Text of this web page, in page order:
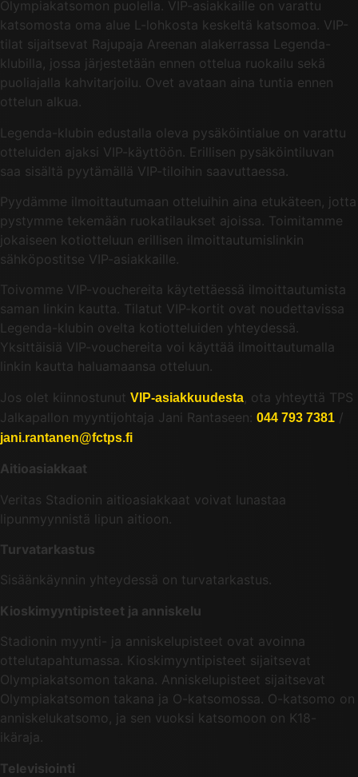
Olympiakatsomon puolella. VIP-asiakkaille on varattu
katsomosta oma alue L-lohkosta keskeltä katsomoa. VIP-
tilat sijaitsevat Rajupaja Areenan alakerrassa Legenda-
klubilla, jossa järjestetään ennen ottelua ruokailu sekä
puoliajalla kahvitarjoilu. Ovet avataan aina tuntia ennen
ottelun alkua.
Legenda-klubin edustalla oleva pysäköintialue on varattu
otteluiden ajaksi VIP-käyttöön. Erillisen pysäköintiluvan
saa sisältä pyytämällä VIP-tiloihin saavuttaessa.
Pyydämme ilmoittautumaan otteluihin aina etukäteen, jotta
pystymme tekemään ruokatilaukset ajoissa. Toimitamme
jokaiseen kotiotteluun erillisen ilmoittautumislinkin
sähköpostitse VIP-asiakkaille.
Toivomme VIP-vouchereita käytettäessä ilmoittautumista
saman linkin kautta. Tilatut VIP-kortit ovat noudettavissa
Legenda-klubin ovelta kotiotteluiden yhteydessä.
Yksittäisiä VIP-vouchereita voi käyttää ilmoittautumalla
linkin kautta haluamaansa otteluun.
Jos olet kiinnostunut VIP-asiakkuudesta , ota yhteyttä TPS
Jalkapallon myyntijohtaja Jani Rantaseen: 044 793 7381 /
jani.rantanen@fctps.fi
Aitioasiakkaat
Veritas Stadionin aitioasiakkaat voivat lunastaa
lipunmyynnistä lipun aitioon.
Turvatarkastus
Sisäänkäynnin yhteydessä on turvatarkastus.
Kioskimyyntipisteet ja anniskelu
Stadionin myynti- ja anniskelupisteet ovat avoinna
ottelutapahtumassa. Kioskimyyntipisteet sijaitsevat
Olympiakatsomon takana. Anniskelupisteet sijaitsevat
Olympiakatsomon takana ja O-katsomossa. O-katsomo on
anniskelukatsomo, ja sen vuoksi katsomoon on K18-
ikäraja.
Televisiointi